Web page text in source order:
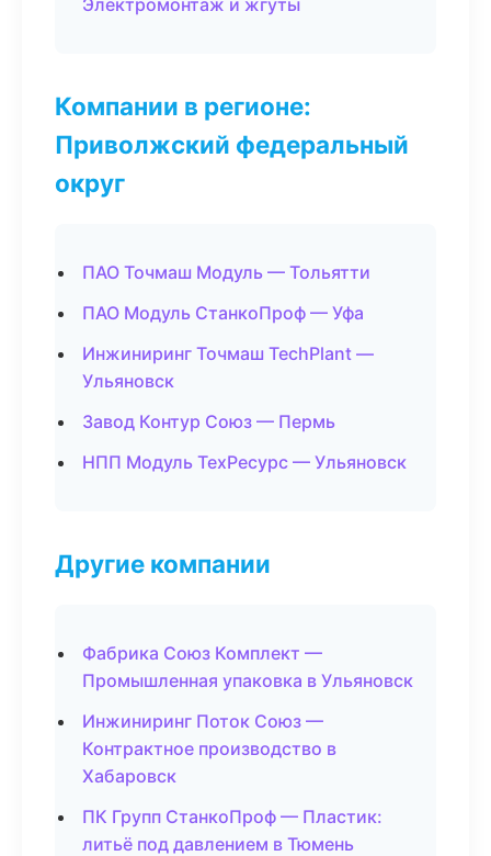
Электромонтаж и жгуты
Компании в регионе:
Приволжский федеральный
округ
ПАО Точмаш Модуль — Тольятти
ПАО Модуль СтанкоПроф — Уфа
Инжиниринг Точмаш TechPlant —
Ульяновск
Завод Контур Союз — Пермь
НПП Модуль ТехРесурс — Ульяновск
Другие компании
Фабрика Союз Комплект —
Промышленная упаковка в Ульяновск
Инжиниринг Поток Союз —
Контрактное производство в
Хабаровск
ПК Групп СтанкоПроф — Пластик:
литьё под давлением в Тюмень